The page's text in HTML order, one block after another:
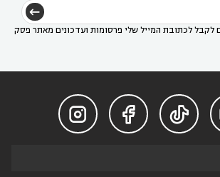
לקבל לכתובת המייל שלי פרסומות ועדכונים מאתר פסק


